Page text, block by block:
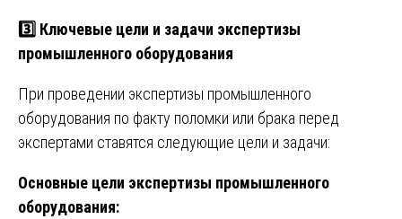
3️⃣ Ключевые цели и задачи экспертизы
промышленного оборудования
При проведении экспертизы промышленного
оборудования по факту поломки или брака перед
экспертами ставятся следующие цели и задачи:
Основные цели экспертизы промышленного
оборудования: